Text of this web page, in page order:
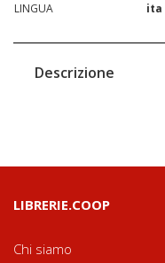
LINGUA
ita
Descrizione
LIBRERIE.COOP
Chi siamo